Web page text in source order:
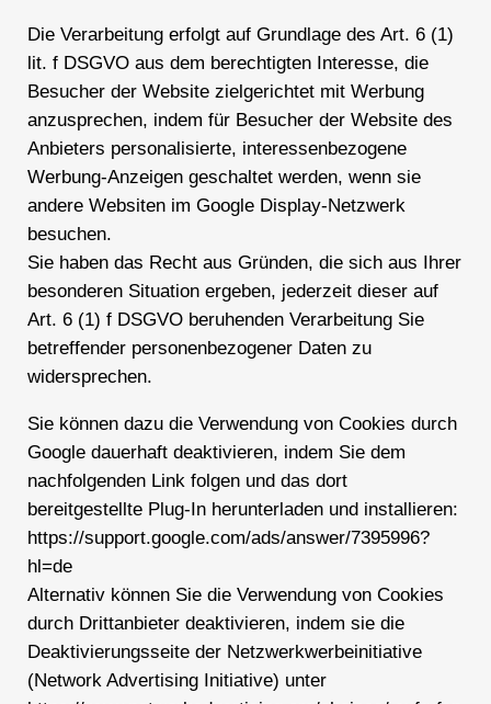
Die Verarbeitung erfolgt auf Grundlage des Art. 6 (1)
lit. f DSGVO aus dem berechtigten Interesse, die
Besucher der Website zielgerichtet mit Werbung
anzusprechen, indem für Besucher der Website des
Anbieters personalisierte, interessenbezogene
Werbung-Anzeigen geschaltet werden, wenn sie
andere Websiten im Google Display-Netzwerk
besuchen.
Sie haben das Recht aus Gründen, die sich aus Ihrer
besonderen Situation ergeben, jederzeit dieser auf
Art. 6 (1) f DSGVO beruhenden Verarbeitung Sie
betreffender personenbezogener Daten zu
widersprechen.
Sie können dazu die Verwendung von Cookies durch
Google dauerhaft deaktivieren, indem Sie dem
nachfolgenden Link folgen und das dort
bereitgestellte Plug-In herunterladen und installieren:
https://support.google.com/ads/answer/7395996?
hl=de
Alternativ können Sie die Verwendung von Cookies
durch Drittanbieter deaktivieren, indem sie die
Deaktivierungsseite der Netzwerkwerbeinitiative
(Network Advertising Initiative) unter